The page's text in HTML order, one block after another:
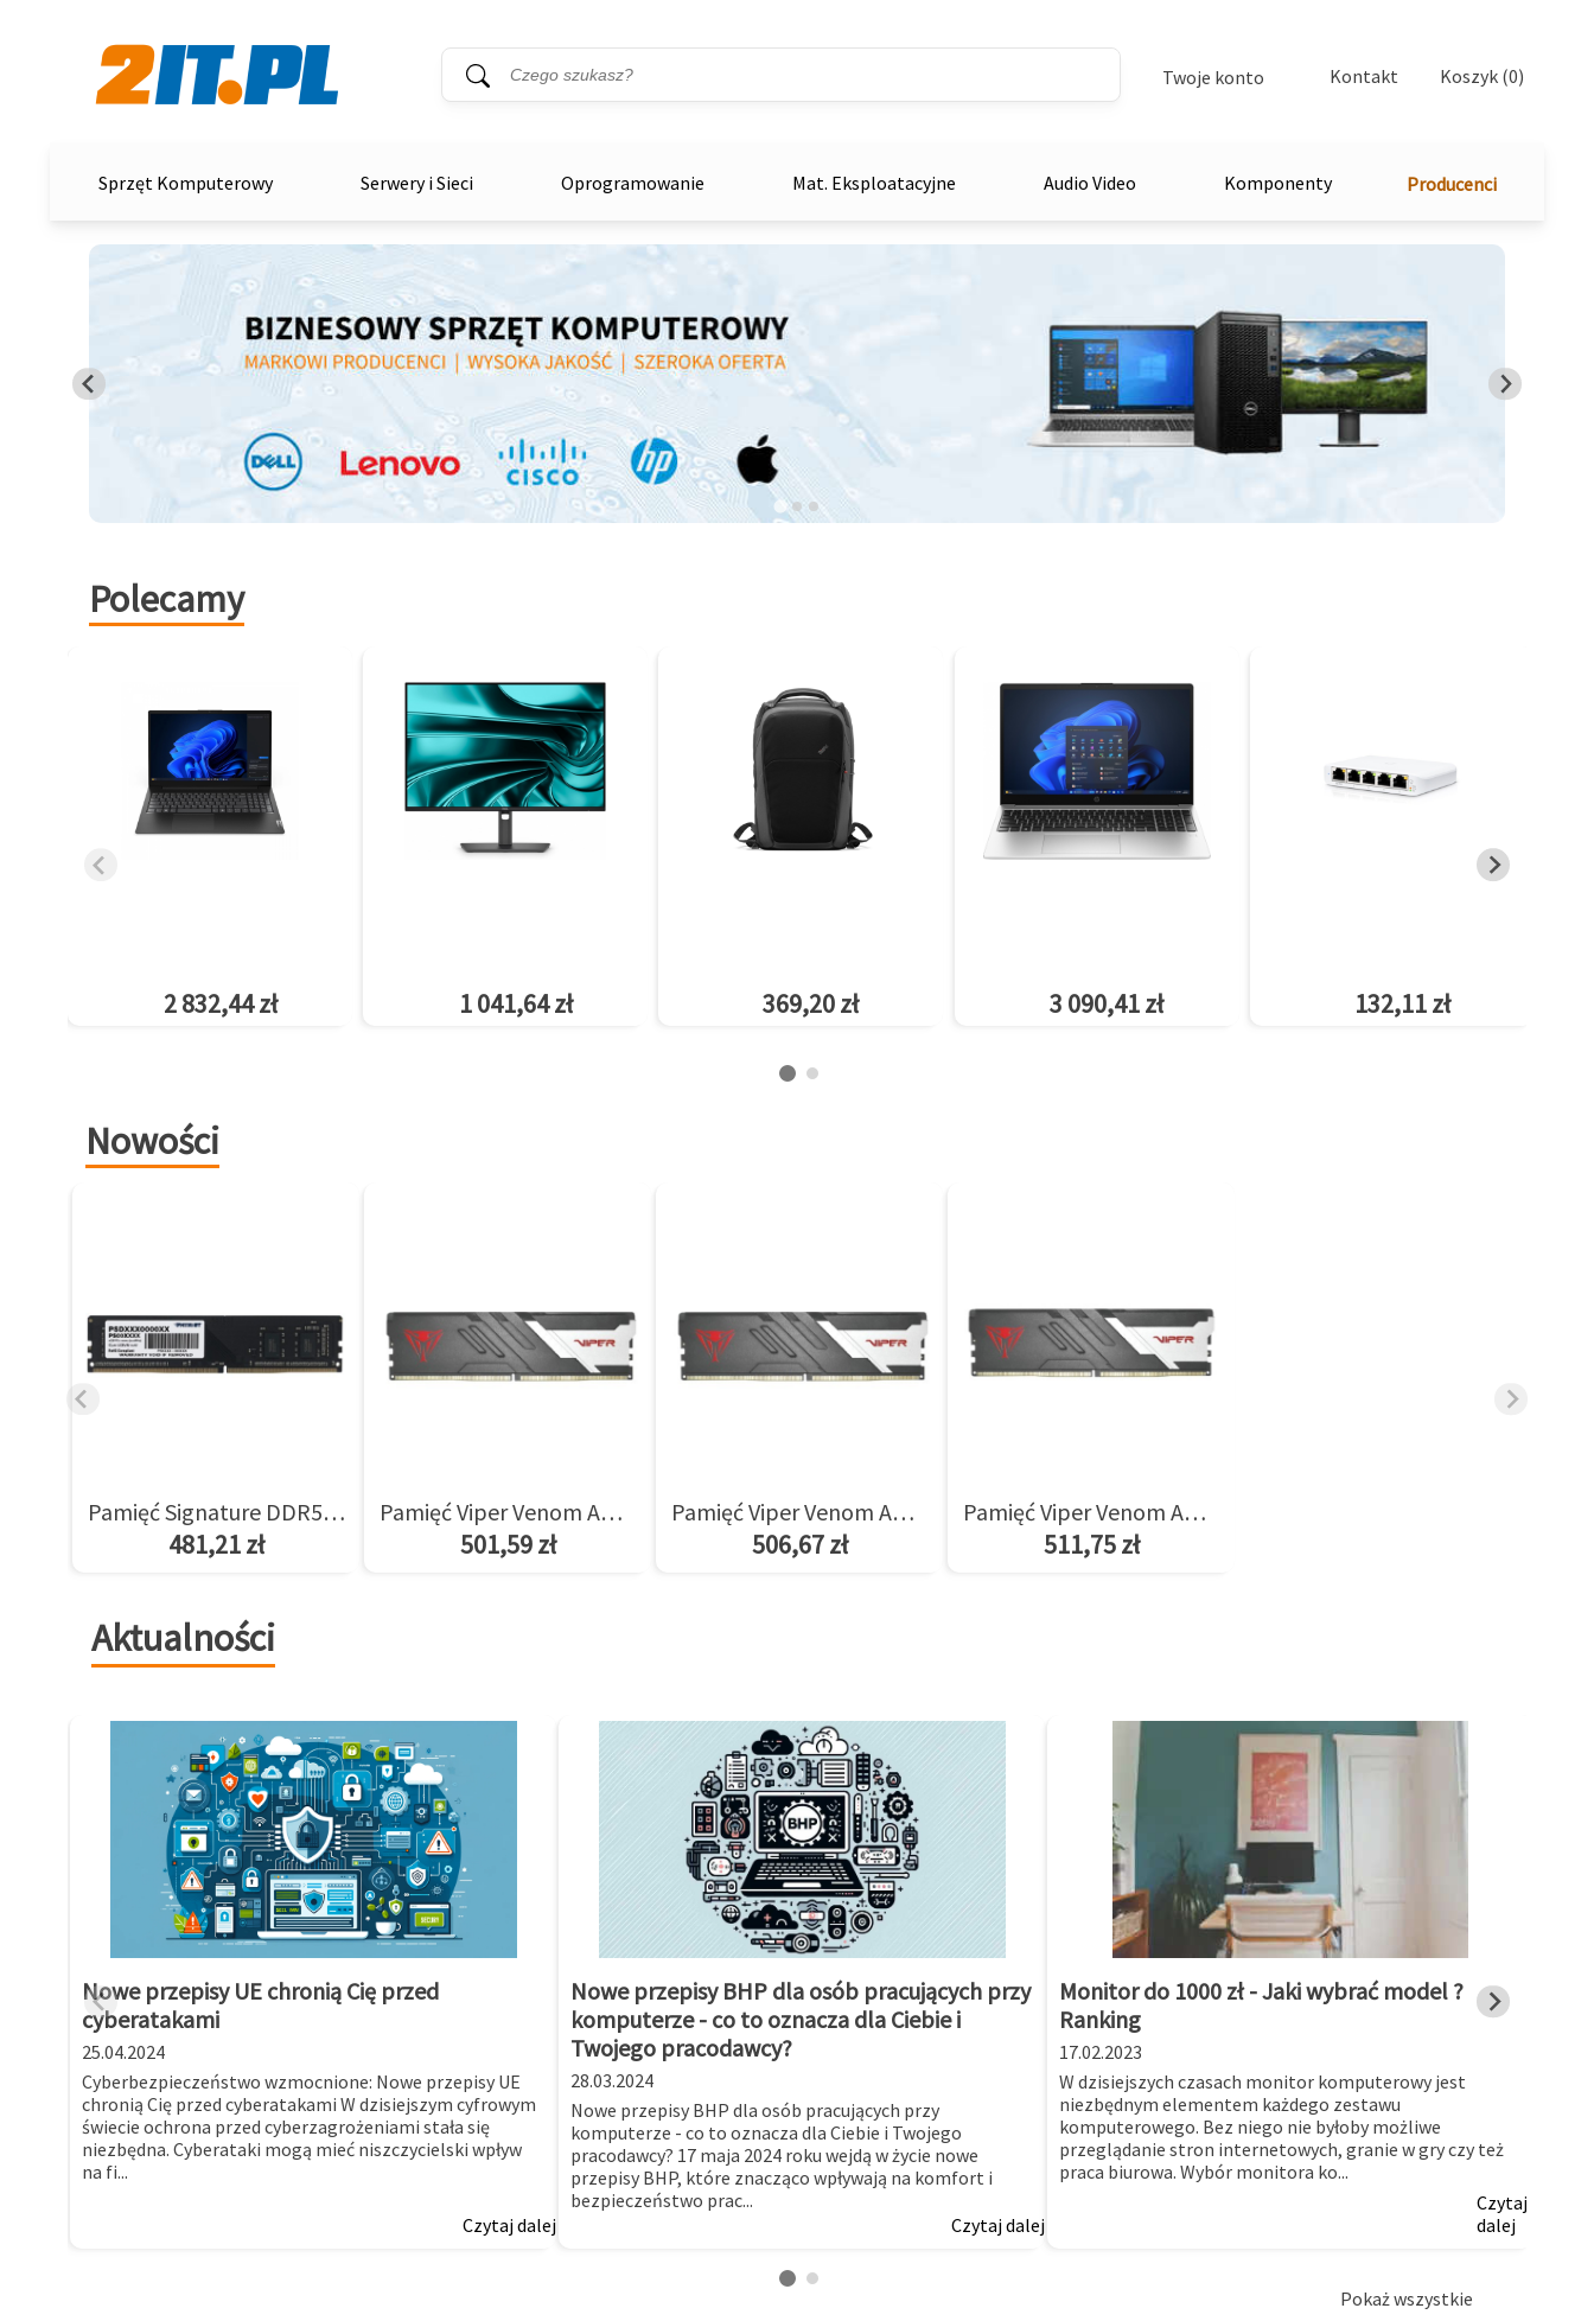
Wyszukiwarka
Słowo kluczowe
Twoje konto Kontakt Koszyk (0)
Sprzęt Komputerowy Serwery i Sieci Oprogramowanie Mat. Eksploatacyjne Audio Video Komponenty Producenci
Polecamy
2 832,44 zł 1 041,64 zł 369,20 zł 3 090,41 zł 132,11 zł
Nowości
Pamięć Signature DDR5 8GB/5600(1*8GB) CL46
481,21 zł
Pamięć Viper Venom AMD 8GB/5600(1*8GB) CL36
501,59 zł
Pamięć Viper Venom AMD 8GB/6000(1*8GB) CL36
506,67 zł
Pamięć Viper Venom AMD 8GB/6400(1*8GB) CL38
511,75 zł
Aktualności
Nowe przepisy UE chronią Cię przed
cyberatakami
25.04.2024
Cyberbezpieczeństwo wzmocnione: Nowe przepisy UE
chronią Cię przed cyberatakami W dzisiejszym cyfrowym
świecie ochrona przed cyberzagrożeniami stała się
niezbędna. Cyberataki mogą mieć niszczycielski wpływ
na fi...
Czytaj dalej
Nowe przepisy BHP dla osób pracujących przy
komputerze - co to oznacza dla Ciebie i
Twojego pracodawcy?
28.03.2024
Nowe przepisy BHP dla osób pracujących przy
komputerze - co to oznacza dla Ciebie i Twojego
pracodawcy? 17 maja 2024 roku wejdą w życie nowe
przepisy BHP, które znacząco wpływają na komfort i
bezpieczeństwo prac...
Czytaj dalej
Monitor do 1000 zł - Jaki wybrać model ?
Ranking
17.02.2023
W dzisiejszych czasach monitor komputerowy jest
niezbędnym elementem każdego zestawu
komputerowego. Bez niego nie byłoby możliwe
przeglądanie stron internetowych, granie w gry czy też
praca biurowa. Wybór monitora ko...
Czytaj
dalej
Pokaż wszystkie